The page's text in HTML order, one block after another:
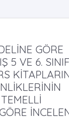
GÖRE
5 VE 6. SINIF